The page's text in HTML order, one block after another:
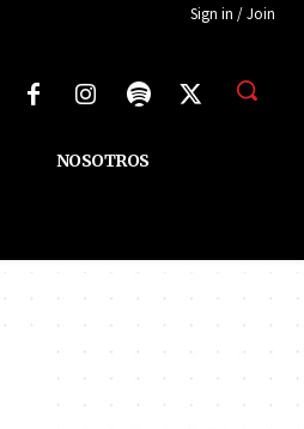
Sign in / Join
NOSOTROS